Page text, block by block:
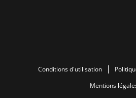
Conditions d'utilisation
Mentions